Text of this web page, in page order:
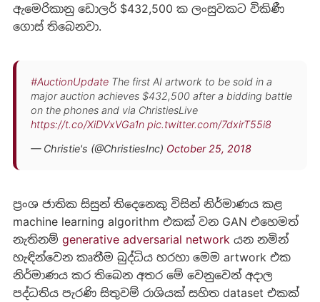
ඇමෙරිකානු ඩොලර් $432,500 ක ලංසුවකට විකිණී
ගොස් තිබෙනවා.
#AuctionUpdateThe first AI artwork to be sold in a
major auction achieves $432,500 after a bidding battle
on the phones and via ChristiesLive
https://t.co/XiDVxVGa1n pic.twitter.com/7dxirT55i8
— Christie's (@ChristiesInc) October 25, 2018
ප්‍රංශ ජාතික සිසුන් තිදෙනෙකු විසින් නිර්මාණය කළ
machine learning algorithm එකක් වන GAN එහෙමත්
නැතිනම් generative adversarial network යන නමින්
හැඳින්වෙන කෘතීම බුද්ධිය හරහා මෙම artwork එක
නිර්මාණය කර තිබෙන අතර මේ වෙනුවෙන් අදාල
පද්ධතිය පැරණි සිතුවම් රාශියක් සහිත dataset එකක්